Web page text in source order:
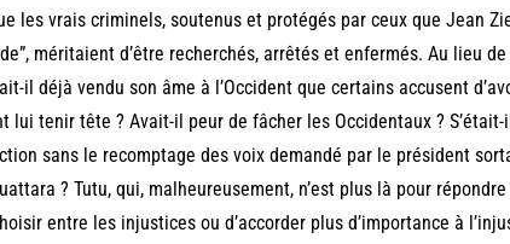
les vrais criminels, soutenus et protégés par ceux que Jean
méritaient d’être recherchés, arrêtés et enfermés. Au lieu
il déjà vendu son âme à l’Occident que certains accusent
lui tenir tête ? Avait-il peur de fâcher les Occidentaux ?
sans le recomptage des voix demandé par le président
? Tutu, qui, malheureusement, n’est plus là pour
entre les injustices ou d’accorder plus d’importance à